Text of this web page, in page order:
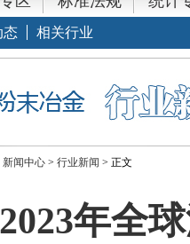
态 相关行业
新闻中心 > 行业新闻 > 正文
2023年全